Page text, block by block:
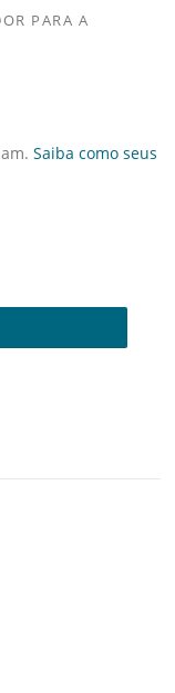
PARA A
Saiba como seus